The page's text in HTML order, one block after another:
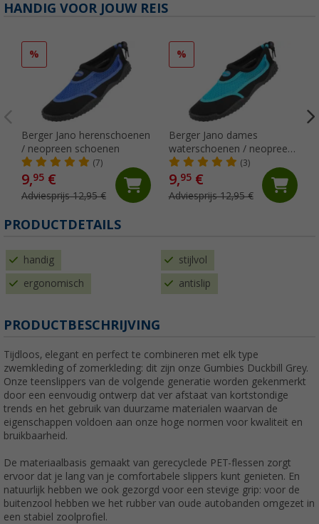
HANDIG VOOR JOUW REIS
%
Berger Jano herenschoenen
/ neopreen schoenen
(7)
9,95 €
Adviesprijs 12,95 €
%
Berger Jano dames
waterschoenen / neopreen
schoenen
(3)
9,95€
Adviesprijs 12,95 €
PRODUCTDETAILS
handig stijlvol
ergonomisch antislip
PRODUCTBESCHRIJVING
Tijdloos, elegant en perfect te combineren met elk type
zwemkleding of zomerkleding: dit zijn onze Gumbies Duckbill Grey.
Onze teenslippers van de volgende generatie worden gekenmerkt
door een eenvoudig ontwerp dat ver afstaat van kortstondige
trends en het gebruik van duurzame materialen waarvan de
eigenschappen voldoen aan onze hoge normen voor kwaliteit en
bruikbaarheid.
De materiaalbasis gemaakt van gerecyclede PET-flessen zorgt
ervoor dat je lang van je comfortabele slippers kunt genieten. En
natuurlijk hebben we ook gezorgd voor een stevige grip: voor de
buitenzool hebben we het rubber van oude autobanden omgezet in
een stabiel zoolprofiel.